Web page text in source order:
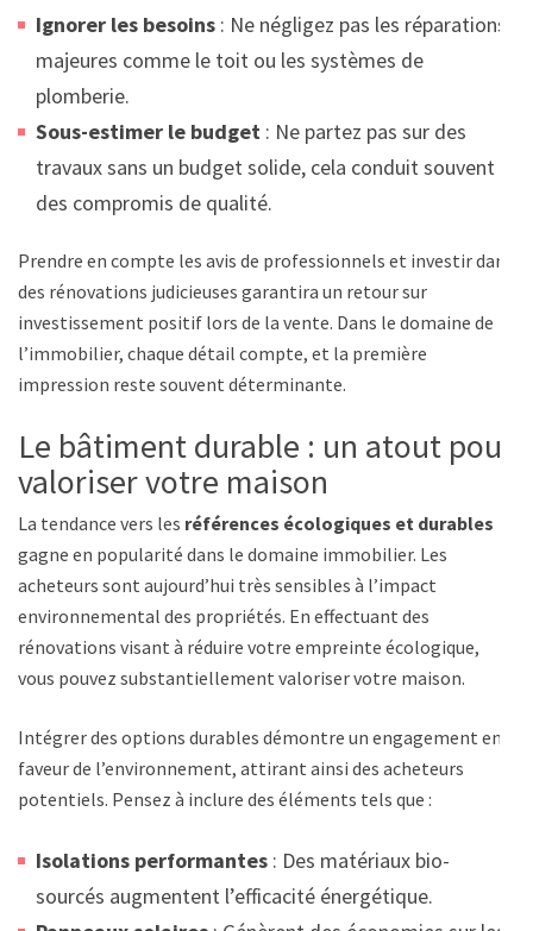
Ignorer les besoins : Ne négligez pas les réparations
majeures comme le toit ou les systèmes de
plomberie.
Sous-estimer le budget : Ne partez pas sur des
travaux sans un budget solide, cela conduit souvent à
des compromis de qualité.
Prendre en compte les avis de professionnels et investir dans
des rénovations judicieuses garantira un retour sur
investissement positif lors de la vente. Dans le domaine de
l’immobilier, chaque détail compte, et la première
impression reste souvent déterminante.
Le bâtiment durable : un atout pour
valoriser votre maison
La tendance vers les références écologiques et durables
gagne en popularité dans le domaine immobilier. Les
acheteurs sont aujourd’hui très sensibles à l’impact
environnemental des propriétés. En effectuant des
rénovations visant à réduire votre empreinte écologique,
vous pouvez substantiellement valoriser votre maison.
Intégrer des options durables démontre un engagement en
faveur de l’environnement, attirant ainsi des acheteurs
potentiels. Pensez à inclure des éléments tels que :
Isolations performantes : Des matériaux bio-
sourcés augmentent l’efficacité énergétique.